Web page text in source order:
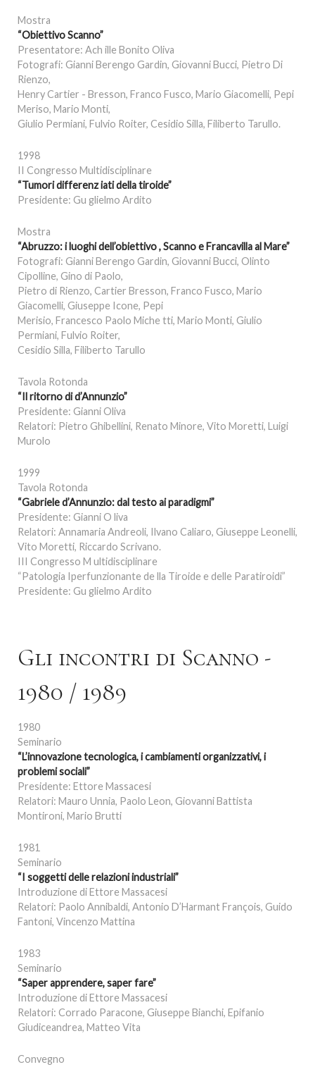
Mostra
“Obiettivo Scanno”
Presentatore: Ach ille Bonito Oliva
Fotografi: Gianni Berengo Gardin, Giovanni Bucci, Pietro Di
Rienzo,
Henry Cartier - Bresson, Franco Fusco, Mario Giacomelli, Pepi
Meriso, Mario Monti,
Giulio Permiani, Fulvio Roiter, Cesidio Silla, Filiberto Tarullo.
1998
II Congresso Multidisciplinare
“Tumori differenz iati della tiroide”
Presidente: Gu glielmo Ardito
Mostra
“Abruzzo: i luoghi dell’obiettivo , Scanno e Francavilla al Mare”
Fotografi: Gianni Berengo Gardin, Giovanni Bucci, Olinto
Cipolline, Gino di Paolo,
Pietro di Rienzo, Cartier Bresson, Franco Fusco, Mario
Giacomelli, Giuseppe Icone, Pepi
Merisio, Francesco Paolo Miche tti, Mario Monti, Giulio
Permiani, Fulvio Roiter,
Cesidio Silla, Filiberto Tarullo
Tavola Rotonda
“Il ritorno di d’Annunzio”
Presidente: Gianni Oliva
Relatori: Pietro Ghibellini, Renato Minore, Vito Moretti, Luigi
Murolo
1999
Tavola Rotonda
“Gabriele d’Annunzio: dal testo ai paradigmi”
Presidente: Gianni O liva
Relatori: Annamaria Andreoli, Ilvano Caliaro, Giuseppe Leonelli,
Vito Moretti, Riccardo Scrivano.
III Congresso M ultidisciplinare
“Patologia Iperfunzionante de lla Tiroide e delle Paratiroidi”
Presidente: Gu glielmo Ardito
Gli incontri di Scanno -
1980 / 1989
1980
Seminario
“L’innovazione tecnologica, i cambiamenti organizzativi, i
problemi sociali”
Presidente: Ettore Massacesi
Relatori: Mauro Unnia, Paolo Leon, Giovanni Battista
Montironi, Mario Brutti
1981
Seminario
“I soggetti delle relazioni industriali”
Introduzione di Ettore Massacesi
Relatori: Paolo Annibaldi, Antonio D’Harmant François, Guido
Fantoni, Vincenzo Mattina
1983
Seminario
“Saper apprendere, saper fare”
Introduzione di Ettore Massacesi
Relatori: Corrado Paracone, Giuseppe Bianchi, Epifanio
Giudiceandrea, Matteo Vita
Convegno